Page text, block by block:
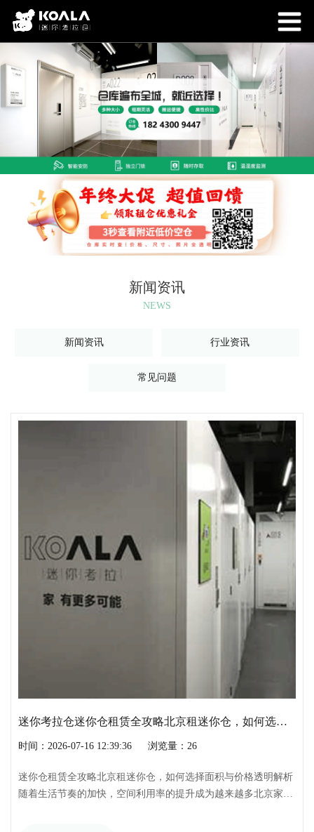
新闻资讯
NEWS
新闻资讯 行业资讯
常见问题
迷你考拉仓迷你仓租赁全攻略北京租迷你仓，如何选择面积与价格透明解析
时间：2026-07-16 12:39:36 浏览量：26
迷你仓租赁全攻略北京租迷你仓，如何选择面积与价格透明解析
随着生活节奏的加快，空间利用率的提升成为越来越多北京家庭